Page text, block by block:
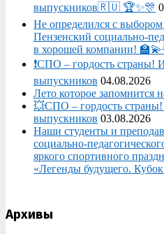
выпускников🇷🇺 🏆✨🎊
Не определился с
Пензенский социально-
в хорошей компании!
❗СПО – гордость страны!
выпускников 04.08.2026
Лето которое запомнится
💥СПО – гордость
выпускников 03.08.2026
Наши студенты и
яркого спортивного
«Легенды будущего.
Архивы